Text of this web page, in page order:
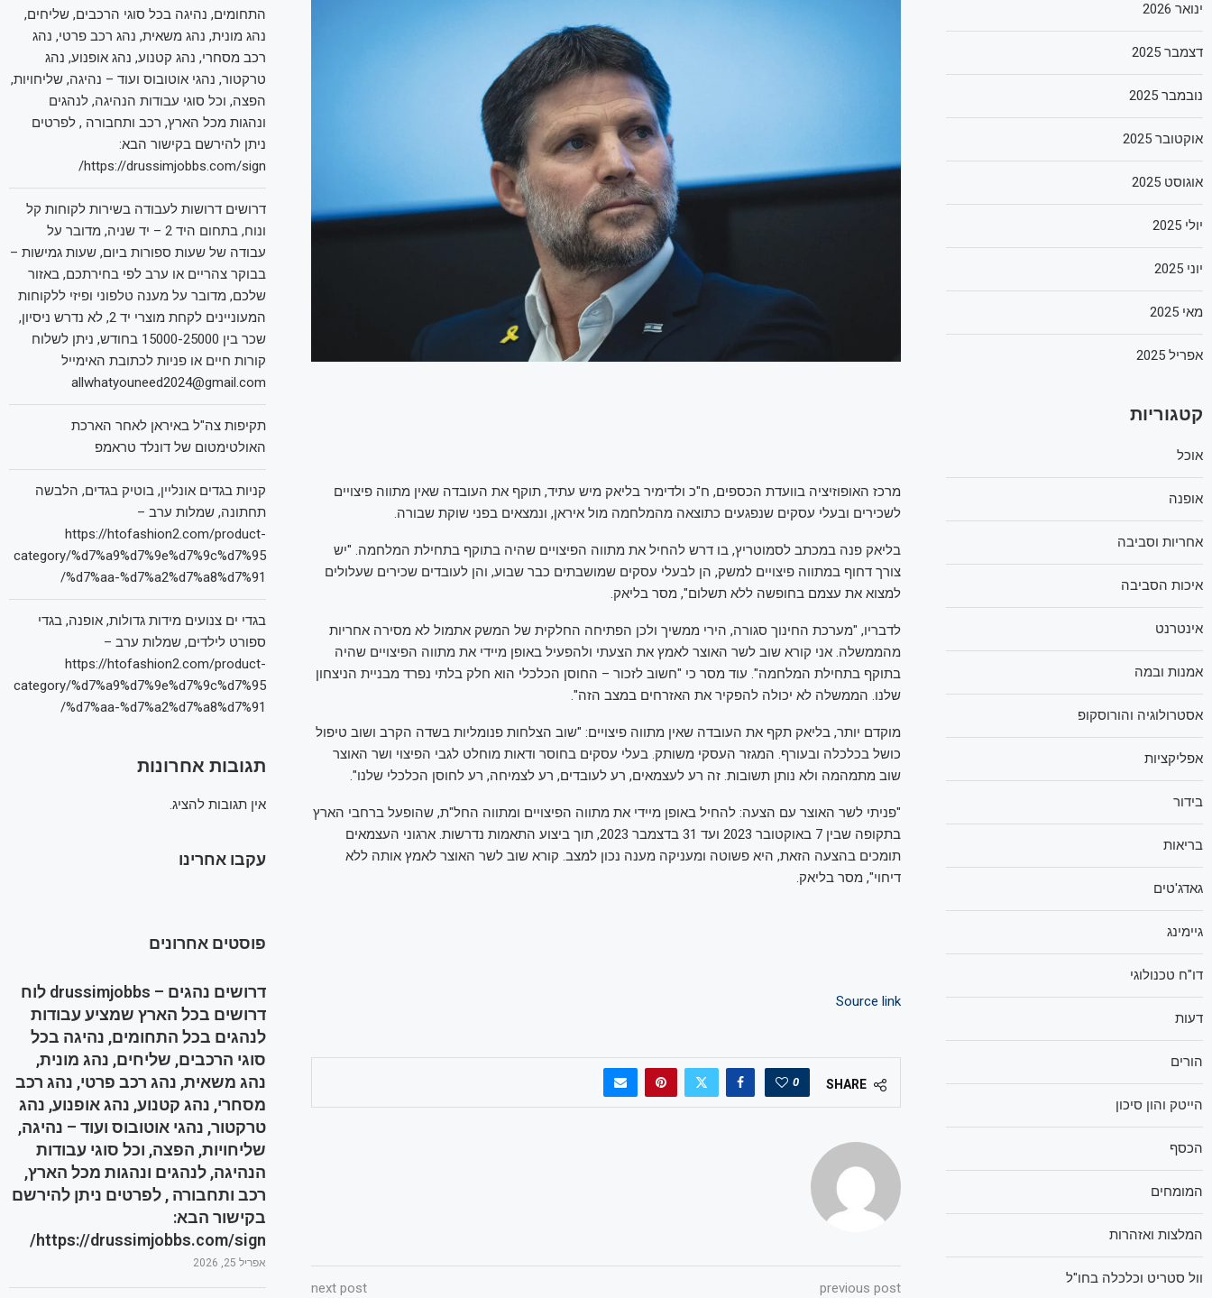
מרכז האופוזיציה בוועדת הכספים, ח"כ ולדימיר בליאק מיש עתיד, תוקף את העובדה שאין מתווה פיצויים
לשכירים ובעלי עסקים שנפגעים כתוצאה מהמלחמה מול איראן, ונמצאים בפני שוקת שבורה.
בליאק פנה במכתב לסמוטריץ, בו דרש להחיל את מתווה הפיצויים שהיה בתוקף בתחילת המלחמה. "יש
צורך דחוף במתווה פיצויים למשק, הן לבעלי עסקים שמושבתים כבר שבוע, והן לעובדים שכירים שעלולים
למצוא את עצמם בחופשה ללא תשלום", מסר בליאק.
לדבריו, "מערכת החינוך סגורה, הירי ממשיך ולכן הפתיחה החלקית של המשק אתמול לא מסירה אחריות
מהממשלה. אני קורא שוב לשר האוצר לאמץ את הצעתי ולהפעיל באופן מיידי את מתווה הפיצויים שהיה
בתוקף בתחילת המלחמה". עוד מסר כי "חשוב לזכור – החוסן הכלכלי הוא חלק בלתי נפרד מבניית הניצחון
שלנו. הממשלה לא יכולה להפקיר את האזרחים במצב הזה".
מוקדם יותר, בליאק תקף את העובדה שאין מתווה פיצויים: "‏שוב הצלחות פנומליות בשדה הקרב ושוב טיפול
כושל בכלכלה ובעורף. המגזר העסקי משותק. בעלי עסקים בחוסר ודאות מוחלט לגבי הפיצוי ושר האוצר
שוב מתמהמה ולא נותן תשובות. זה רע לעצמאים, רע לעובדים, רע לצמיחה, רע לחוסן הכלכלי שלנו".
"פניתי לשר האוצר עם הצעה: להחיל באופן מיידי את מתווה הפיצויים ומתווה החל"ת, שהופעל ברחבי הארץ
בתקופה שבין 7 באוקטובר 2023 ועד 31 בדצמבר 2023, תוך ביצוע התאמות נדרשות. ארגוני העצמאים
תומכים בהצעה הזאת, היא פשוטה ומעניקה מענה נכון למצב. קורא שוב לשר האוצר לאמץ אותה ללא
דיחוי", מסר בליאק.
Source link
SHARE
0
previous post
next post
התחומים, נהיגה בכל סוגי הרכבים, שליחים,
נהג מונית, נהג משאית, נהג רכב פרטי, נהג
רכב מסחרי, נהג קטנוע, נהג אופנוע, נהג
טרקטור, נהגי אוטובוס ועוד – נהיגה, שליחויות,
הפצה, וכל סוגי עבודות הנהיגה, לנהגים
ונהגות מכל הארץ, רכב ותחבורה , לפרטים
ניתן להירשם בקישור הבא:
https://drussimjobbs.com/sign/
דרושים דרושות לעבודה בשירות לקוחות קל
ונוח, בתחום היד 2 – יד שניה, מדובר על
עבודה של שעות ספורות ביום, שעות גמישות –
בבוקר צהריים או ערב לפי בחירתכם, באזור
שלכם, מדובר על מענה טלפוני ופיזי ללקוחות
המעוניינים לקחת מוצרי יד 2, לא נדרש ניסיון,
שכר בין 15000-25000 בחודש, ניתן לשלוח
קורות חיים או פניות לכתובת האימייל
allwhatyouneed2024@gmail.com
תקיפות צה"ל באיראן לאחר הארכת
האולטימטום של דונלד טראמפ
קניות בגדים אונליין, בוטיק בגדים, הלבשה
תחתונה, שמלות ערב –
https://htofashion2.com/product-
category/%d7%a9%d7%9e%d7%9c%d7%95
%d7%aa-%d7%a2%d7%a8%d7%91/
בגדי ים צנועים מידות גדולות, אופנה, בגדי
ספורט לילדים, שמלות ערב –
https://htofashion2.com/product-
category/%d7%a9%d7%9e%d7%9c%d7%95
%d7%aa-%d7%a2%d7%a8%d7%91/
תגובות אחרונות
אין תגובות להציג.
עקבו אחרינו
פוסטים אחרונים
דרושים נהגים – drussimjobbs לוח
דרושים בכל הארץ שמציע עבודות
לנהגים בכל התחומים, נהיגה בכל
סוגי הרכבים, שליחים, נהג מונית,
נהג משאית, נהג רכב פרטי, נהג רכב
מסחרי, נהג קטנוע, נהג אופנוע, נהג
טרקטור, נהגי אוטובוס ועוד – נהיגה,
שליחויות, הפצה, וכל סוגי עבודות
הנהיגה, לנהגים ונהגות מכל הארץ,
רכב ותחבורה , לפרטים ניתן להירשם
בקישור הבא:
https://drussimjobbs.com/sign/
אפריל 25, 2026
ינואר 2026
דצמבר 2025
נובמבר 2025
אוקטובר 2025
אוגוסט 2025
יולי 2025
יוני 2025
מאי 2025
אפריל 2025
קטגוריות
אוכל
אופנה
אחריות וסביבה
איכות הסביבה
אינטרנט
אמנות ובמה
אסטרולוגיה והורוסקופ
אפליקציות
בידור
בריאות
גאדג'טים
גיימינג
דו"ח טכנולוגי
דעות
הורים
הייטק והון סיכון
הכסף
המומחים
המלצות ואזהרות
וול סטריט וכלכלה בחו"ל